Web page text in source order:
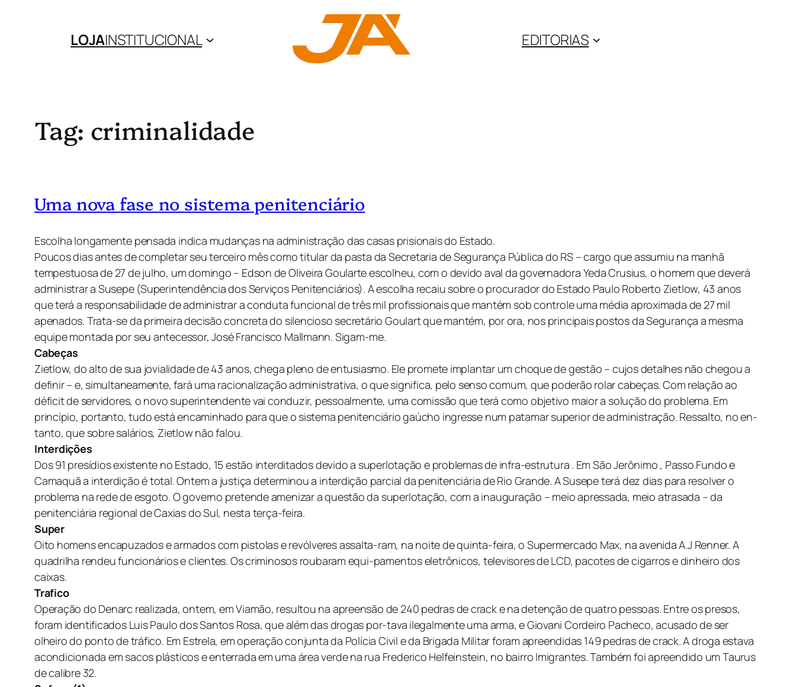
LOJAINSTITUCIONAL EDITORIAS
Tag: criminalidade
Uma nova fase no sistema penitenciário
Escolha longamente pensada indica mudanças na administração das casas prisionais do Estado.
Poucos dias antes de completar seu terceiro mês como titular da pasta da Secretaria de Segurança Pública do RS – cargo que assumiu na manhã
tempestuosa de 27 de julho, um domingo – Edson de Oliveira Goularte escolheu, com o devido aval da governadora Yeda Crusius, o homem que deverá
administrar a Susepe (Superintendência dos Serviços Penitenciários). A escolha recaiu sobre o procurador do Estado Paulo Roberto Zietlow, 43 anos
que terá a responsabilidade de administrar a conduta funcional de três mil profissionais que mantém sob controle uma média aproximada de 27 mil
apenados. Trata-se da primeira decisão concreta do silencioso secretário Goulart que mantém, por ora, nos principais postos da Segurança a mesma
equipe montada por seu antecessor, José Francisco Mallmann. Sigam-me.
Cabeças
Zietlow, do alto de sua jovialidade de 43 anos, chega pleno de entusiasmo. Ele promete implantar um choque de gestão – cujos detalhes não chegou a
definir – e, simultaneamente, fará uma racionalização administrativa, o que significa, pelo senso comum, que poderão rolar cabeças. Com relação ao
déficit de servidores, o novo superintendente vai conduzir, pessoalmente, uma comissão que terá como objetivo maior a solução do problema. Em
princípio, portanto, tudo está encaminhado para que o sistema penitenciário gaúcho ingresse num patamar superior de administração. Ressalto, no en-
tanto, que sobre salários, Zietlow não falou.
Interdições
Dos 91 presídios existente no Estado, 15 estão interditados devido a superlotação e problemas de infra-estrutura . Em São Jerônimo , Passo Fundo e
Camaquã a interdição é total. Ontem a justiça determinou a interdição parcial da penitenciária de Rio Grande. A Susepe terá dez dias para resolver o
problema na rede de esgoto. O governo pretende amenizar a questão da superlotação, com a inauguração – meio apressada, meio atrasada – da
penitenciária regional de Caxias do Sul, nesta terça-feira.
Super
Oito homens encapuzados e armados com pistolas e revólveres assalta-ram, na noite de quinta-feira, o Supermercado Max, na avenida A.J Renner. A
quadrilha rendeu funcionários e clientes. Os criminosos roubaram equi-pamentos eletrônicos, televisores de LCD, pacotes de cigarros e dinheiro dos
caixas.
Trafico
Operação do Denarc realizada, ontem, em Viamão, resultou na apreensão de 240 pedras de crack e na detenção de quatro pessoas. Entre os presos,
foram identificados Luis Paulo dos Santos Rosa, que além das drogas por-tava ilegalmente uma arma, e Giovani Cordeiro Pacheco, acusado de ser
olheiro do ponto de tráfico. Em Estrela, em operação conjunta da Polícia Civil e da Brigada Militar foram apreendidas 149 pedras de crack. A droga estava
acondicionada em sacos plásticos e enterrada em uma área verde na rua Frederico Helfeinstein, no bairro Imigrantes. Também foi apreendido um Taurus
de calibre 32.